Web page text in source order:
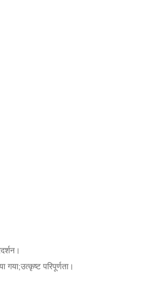
परिपूर्णता।